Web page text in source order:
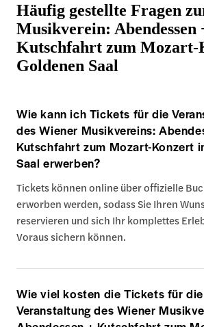
Häufig gestellte Fragen
Musikverein: Abendessen
Kutschfahrt zum Mozart-
Goldenen Saal
Wie kann ich Tickets für die
des Wiener Musikvereins:
Kutschfahrt zum Mozart-Konzert
Saal erwerben?
Tickets können online über offizielle
erworben werden, sodass Sie Ihren
reservieren und sich Ihr komplettes
Voraus sichern können.
Wie viel kosten die Tickets für die
Veranstaltung des Wiener